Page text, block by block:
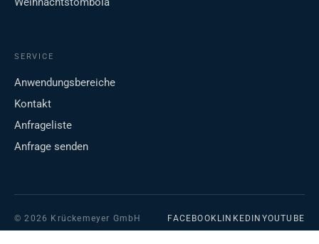
SERVICE
Anwendungsbereiche
Kontakt
Anfrageliste
Anfrage senden
© 2026 Krückemeyer GmbH FACEBOOK LINKEDIN YOUTUBE